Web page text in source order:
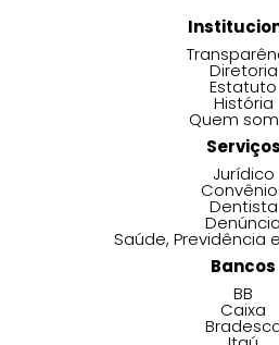
Diretoria
Estatuto
História
Quem
Serviços
Jurídico
Dentista
Denúncia
Saúde, Previdência
Bancos
BB
Caixa